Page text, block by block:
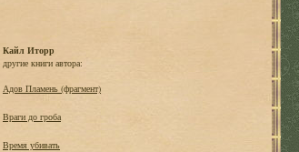
Кайл Иторр
другие книги автора:
Адов Пламень (фрагмент)
Враги до гроба
Время убивать